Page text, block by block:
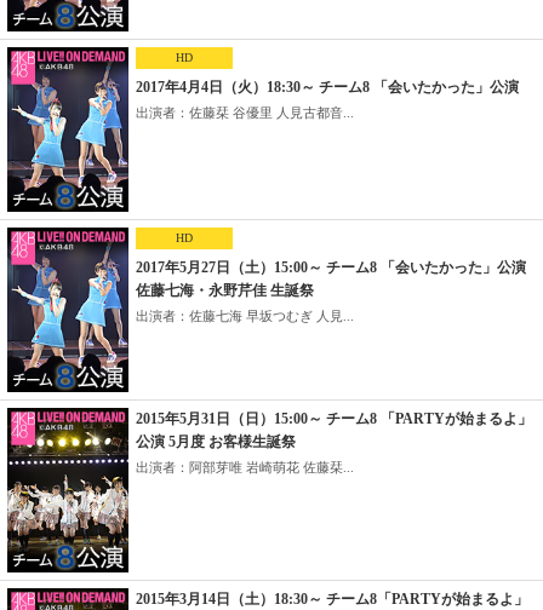
HD
2017年4月4日（火）18:30～ チーム8 「会いたかった」公演
出演者：佐藤栞 谷優里 人見古都音...
HD
2017年5月27日（土）15:00～ チーム8 「会いたかった」公演
佐藤七海・永野芹佳 生誕祭
出演者：佐藤七海 早坂つむぎ 人見...
2015年5月31日（日）15:00～ チーム8 「PARTYが始まるよ」
公演 5月度 お客様生誕祭
出演者：阿部芽唯 岩崎萌花 佐藤栞...
2015年3月14日（土）18:30～ チーム8「PARTYが始まるよ」